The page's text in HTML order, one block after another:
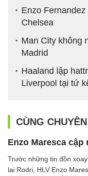
Enzo
Chelsea
Man City không
Madrid
Haaland lập
Liverpool tại tứ
CÙNG
Enzo Maresca
Trước những tin đồn
lai Rodri, HLV Enzo